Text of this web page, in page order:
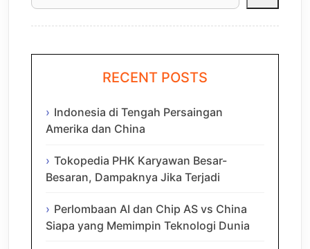
RECENT POSTS
Indonesia di Tengah Persaingan
Amerika dan China
Tokopedia PHK Karyawan Besar-
Besaran, Dampaknya Jika Terjadi
Perlombaan AI dan Chip AS vs China
Siapa yang Memimpin Teknologi Dunia